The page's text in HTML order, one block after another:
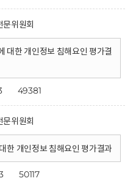
문위원회
대한 개인정보 침해요인 평가결
49381
문위원회
한 개인정보 침해요인 평가결과
50117